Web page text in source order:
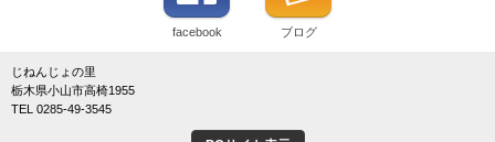
facebook ブログ
じねんじょの里
栃木県小山市高椅1955
TEL 0285-49-3545